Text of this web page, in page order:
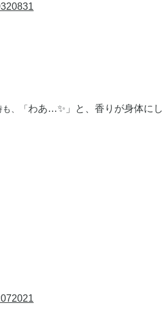
、「わあ…✨」と、香りが身体に